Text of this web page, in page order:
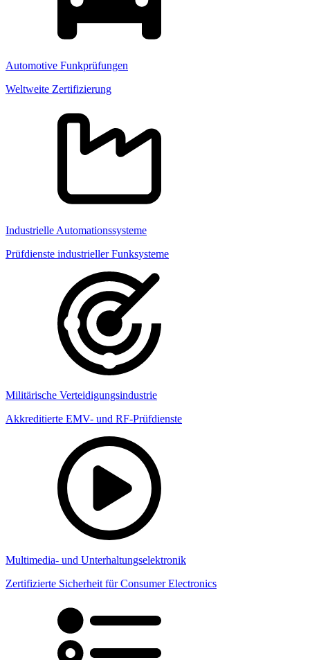
Automotive Funkprüfungen
Weltweite Zertifizierung
Industrielle Automationssysteme
Prüfdienste industrieller Funksysteme
Militärische Verteidigungsindustrie
Akkreditierte EMV- und RF-Prüfdienste
Multimedia- und Unterhaltungselektronik
Zertifizierte Sicherheit für Consumer Electronics